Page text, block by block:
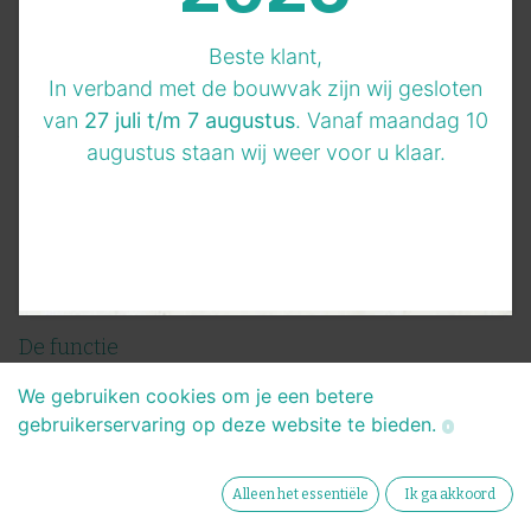
Ben jij die gedreven, ambitieuze professional met
ervaring in werkvoorbereiding en bouwkunde die
wij zoeken? Een echte aanpakker en ben je klaar
om je carrière naar een hoger niveau te tillen en
De functie
Voor onze nieuwe geautomatiseerde prefab
gevelfabriek zijn we op zoek naar een
ben je een cruciale spil in onze projecten en zorg
je voor een optimale uitvoering. Je hebt oog voor
Beste klant,
In verband met de bouwvak zijn wij gesloten
van 27 juli t/m 7 augustus. Vanaf maandag 10
augustus staan wij weer voor u klaar.
We gebruiken cookies om je een betere
gebruikerservaring op deze website te bieden.
Alleen het essentiële Ik ga akkoord